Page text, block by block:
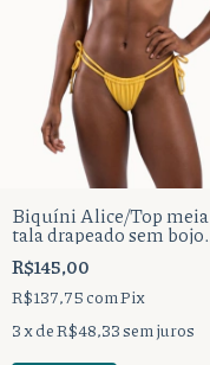
Biquíni Alice/Top meia
tala drapeado sem bojo
mais calcinha cortininha
tira duplo.
R$145,00
R$137,75 comPix
3x deR$48,33sem juros